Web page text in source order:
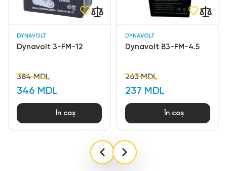
DYNAVOLT
Dynavolt 3-FM-12
384 MDL
346 MDL
În coș
DYNAVOLT
Dynavolt В3-FM-4.5
263 MDL
237 MDL
În coș